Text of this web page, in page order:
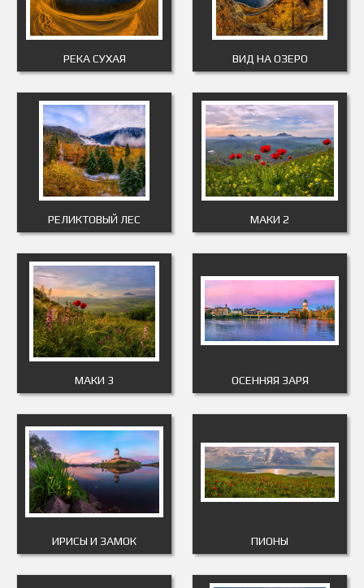
РЕКА СУХАЯ ВИД НА ОЗЕРО
РЕЛИКТОВЫЙ ЛЕС МАКИ 2
МАКИ 3 ОСЕННЯЯ ЗАРЯ
ИРИСЫ И ЗАМОК ПИОНЫ